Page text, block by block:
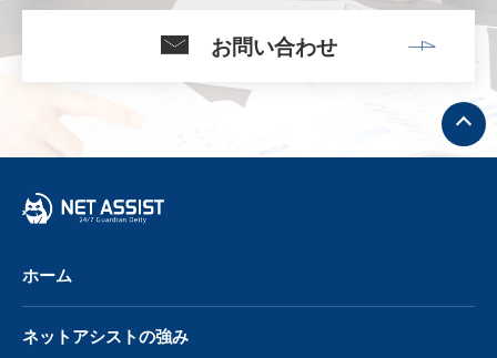
お問い合わせ
ト
ッ
プ
へ
ホーム
ネットアシストの強み